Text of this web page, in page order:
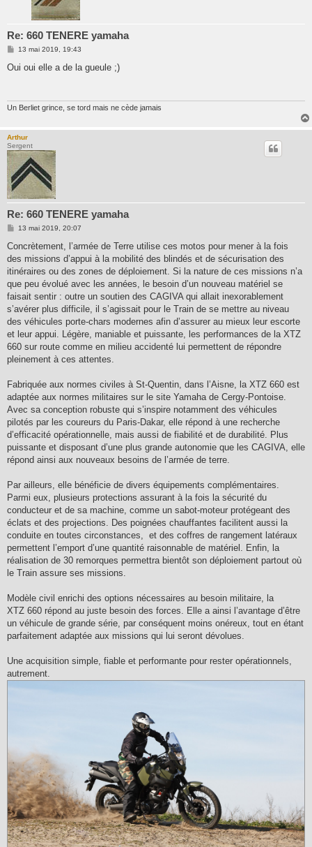
Re: 660 TENERE yamaha
M
s
13 mai 2019, 19:43
Oui oui elle a de la gueule ;)
Un Berliet grince, se tord mais ne cède jamais
Arthur
Sergent
Re: 660 TENERE yamaha
M
s
a
g
13 mai 2019, 20:07
Concrètement, l’armée de Terre utilise ces motos pour mener à la fois
des missions d’appui à la mobilité des blindés et de sécurisation des
itinéraires ou des zones de déploiement. Si la nature de ces missions n’a
que peu évolué avec les années, le besoin d’un nouveau matériel se
faisait sentir : outre un soutien des CAGIVA qui allait inexorablement
s’avérer plus difficile, il s’agissait pour le Train de se mettre au niveau
des véhicules porte-chars modernes afin d’assurer au mieux leur escorte
et leur appui. Légère, maniable et puissante, les performances de la XTZ
660 sur route comme en milieu accidenté lui permettent de répondre
pleinement à ces attentes.
Fabriquée aux normes civiles à St-Quentin, dans l’Aisne, la XTZ 660 est
adaptée aux normes militaires sur le site Yamaha de Cergy-Pontoise.
Avec sa conception robuste qui s’inspire notamment des véhicules
pilotés par les coureurs du Paris-Dakar, elle répond à une recherche
d’efficacité opérationnelle, mais aussi de fiabilité et de durabilité. Plus
puissante et disposant d’une plus grande autonomie que les CAGIVA, elle
répond ainsi aux nouveaux besoins de l’armée de terre.
Par ailleurs, elle bénéficie de divers équipements complémentaires.
Parmi eux, plusieurs protections assurant à la fois la sécurité du
conducteur et de sa machine, comme un sabot-moteur protégeant des
éclats et des projections. Des poignées chauffantes facilitent aussi la
conduite en toutes circonstances, et des coffres de rangement latéraux
permettent l’emport d’une quantité raisonnable de matériel. Enfin, la
réalisation de 30 remorques permettra bientôt son déploiement partout où
le Train assure ses missions.
Modèle civil enrichi des options nécessaires au besoin militaire, la
XTZ 660 répond au juste besoin des forces. Elle a ainsi l’avantage d’être
un véhicule de grande série, par conséquent moins onéreux, tout en étant
parfaitement adaptée aux missions qui lui seront dévolues.
Une acquisition simple, fiable et performante pour rester opérationnels,
autrement.